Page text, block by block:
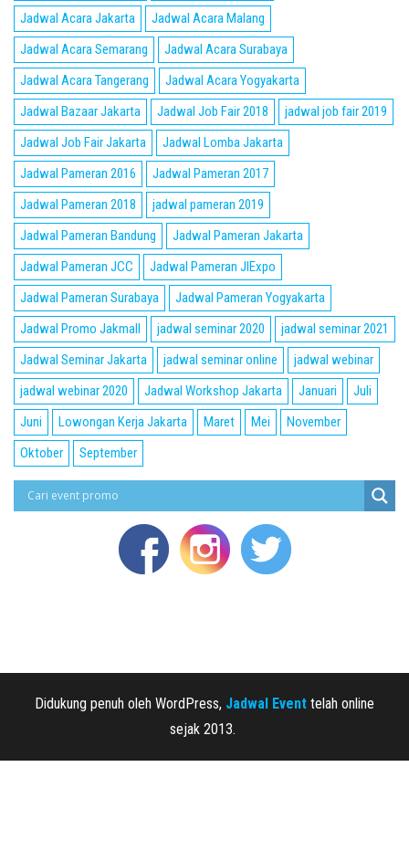
Jadwal Acara Jakarta
Jadwal Acara Malang
Jadwal Acara Semarang
Jadwal Acara Surabaya
Jadwal Acara Tangerang
Jadwal Acara Yogyakarta
Jadwal Bazaar Jakarta
Jadwal Job Fair 2018
jadwal job fair 2019
Jadwal Job Fair Jakarta
Jadwal Lomba Jakarta
Jadwal Pameran 2016
Jadwal Pameran 2017
Jadwal Pameran 2018
jadwal pameran 2019
Jadwal Pameran Bandung
Jadwal Pameran Jakarta
Jadwal Pameran JCC
Jadwal Pameran JIExpo
Jadwal Pameran Surabaya
Jadwal Pameran Yogyakarta
Jadwal Promo Jakmall
jadwal seminar 2020
jadwal seminar 2021
Jadwal Seminar Jakarta
jadwal seminar online
jadwal webinar
jadwal webinar 2020
Jadwal Workshop Jakarta Januari
Juli
Juni
Lowongan Kerja Jakarta Maret Mei
November
Oktober
September
Didukung penuh oleh WordPress, Jadwal Event telah online
sejak 2013.